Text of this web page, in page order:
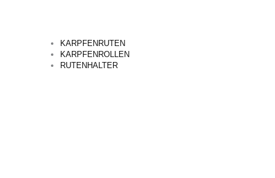
KARPFENRUTEN
KARPFENROLLEN
RUTENHALTER